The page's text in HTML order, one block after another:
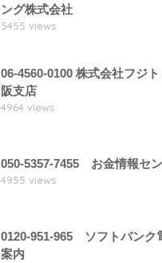
ング株式会社
5455 views
06-4560-0100 株式会社フジ
阪支店
4964 views
050-5357-7455 お金情報セ
4955 views
0120-951-965 ソフトバンク
案内